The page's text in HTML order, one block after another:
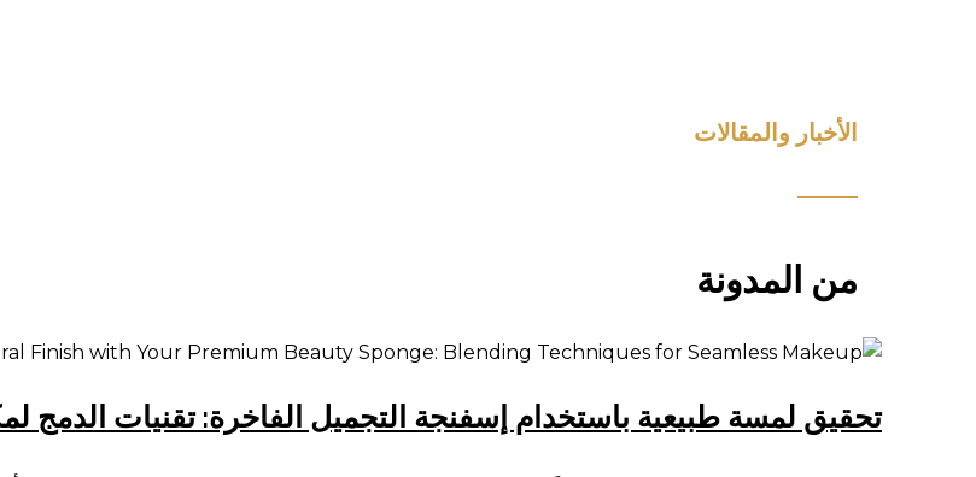
الأخبار والمقالات
من المدونة
تحقيق
طبيعية
تحقيق لمسة طبيعية باستخدام إسفنجة التجميل الفاخرة: تقنيات الدمج